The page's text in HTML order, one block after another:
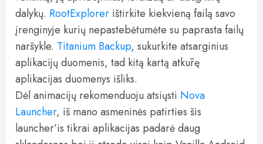
dalykų. RootExplorer ištirkite kiekvieną failą savo
įrenginyje kurių nepastebėtumėte su paprasta failų
naršykle. Titanium Backup, sukurkite atsarginius
aplikacijų duomenis, tad kitą kartą atkūrę
aplikacijas duomenys išliks.
Dėl animacijų rekomenduoju atsiųsti Nova
Launcher, iš mano asmeninės patirties šis
launcher’is tikrai aplikacijas padarė daug